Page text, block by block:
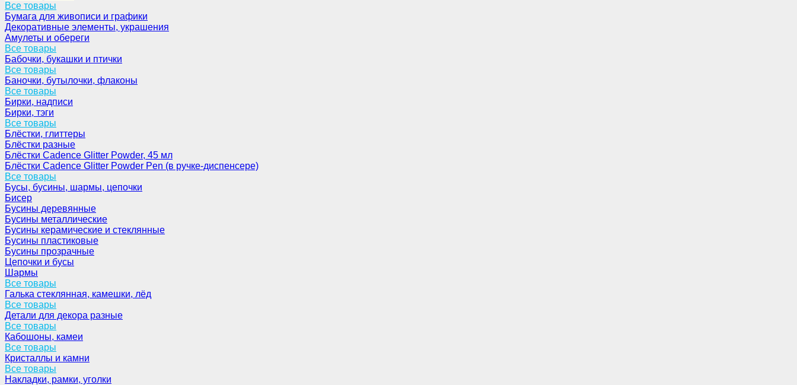
Все товары
Бумага для живописи и графики
Декоративные элементы, украшения
Амулеты и обереги
Все товары
Бабочки, букашки и птички
Все товары
Баночки, бутылочки, флаконы
Все товары
Бирки, надписи
Бирки, тэги
Все товары
Блёстки, глиттеры
Блёстки разные
Блёстки Cadence Glitter Powder, 45 мл
Блёстки Cadence Glitter Powder Pen (в ручке-диспенсере)
Все товары
Бусы, бусины, шармы, цепочки
Бисер
Бусины деревянные
Бусины металлические
Бусины керамические и стеклянные
Бусины пластиковые
Бусины прозрачные
Цепочки и бусы
Шармы
Все товары
Галька стеклянная, камешки, лёд
Все товары
Детали для декора разные
Все товары
Кабошоны, камеи
Все товары
Кристаллы и камни
Все товары
Накладки, рамки, уголки